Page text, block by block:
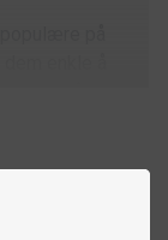
også høy